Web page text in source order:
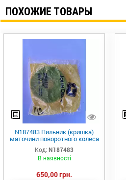
ПОХОЖИЕ ТОВАРЫ
N187483 Пильник (кришка)
маточини поворотного колеса
john Deere
Код: N187483
В наявності
650,00 грн.